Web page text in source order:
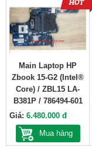
Main Laptop HP
Zbook 15-G2 (Intel®
Core) / ZBL15 LA-
B381P / 786494-601
Giá: 6.480.000 đ
Mua hàng